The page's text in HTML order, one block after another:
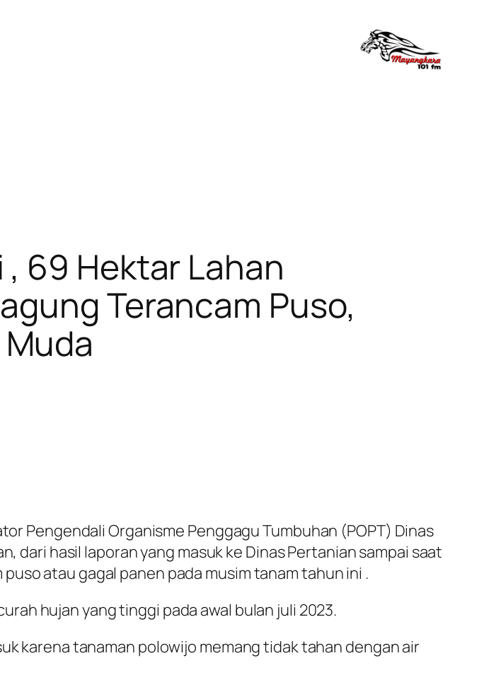
69 Hektar Lahan
Terancam Puso,
Pengendali Organisme Penggagu Tumbuhan (POPT) Dinas
dari hasil laporan yang masuk ke Dinas Pertanian sampai saat
atau gagal panen pada musim tanam tahun ini .
hujan yang tinggi pada awal bulan juli 2023.
karena tanaman polowijo memang tidak tahan dengan air